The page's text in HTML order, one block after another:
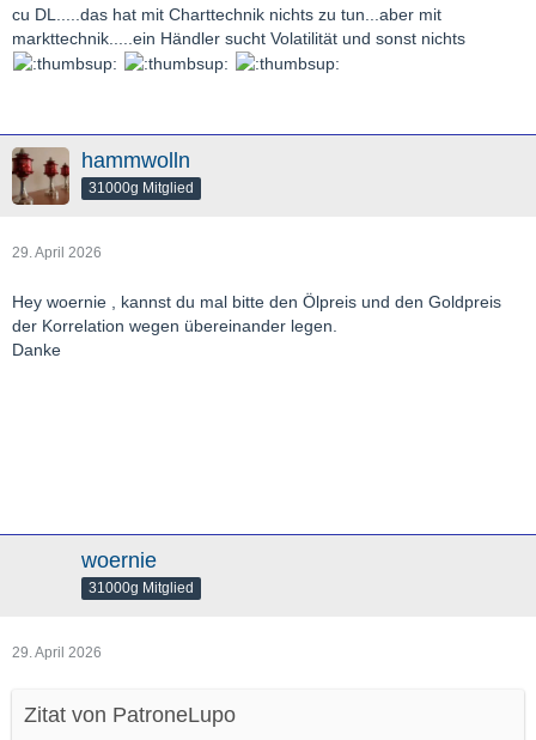
cu DL.....das hat mit Charttechnik nichts zu tun...aber mit
markttechnik.....ein Händler sucht Volatilität und sonst nichts
hammwolln
31000g Mitglied
29. April 2026
Hey woernie , kannst du mal bitte den Ölpreis und den Goldpreis
der Korrelation wegen übereinander legen.
Danke
woernie
31000g Mitglied
29. April 2026
Zitat von PatroneLupo